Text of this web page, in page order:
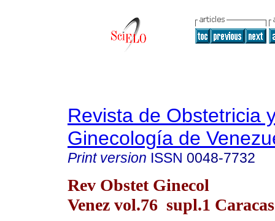
Revista de Obstetricia
Ginecología de
Print version ISSN 0048-7732
Rev Obstet Ginecol
Venez vol.76 supl.1